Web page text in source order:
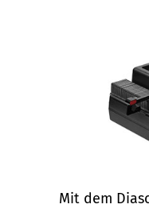
Mit dem